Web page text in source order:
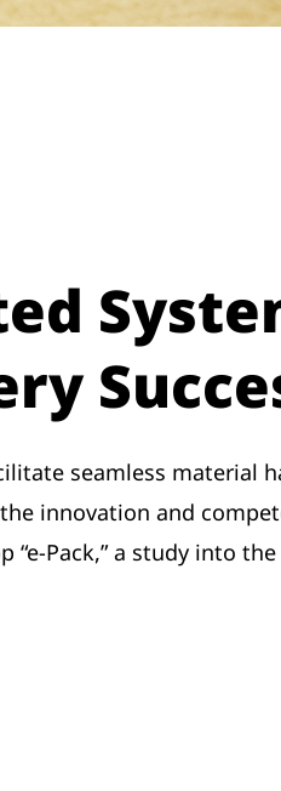
seamless material
innovation and
Pack,” a study into